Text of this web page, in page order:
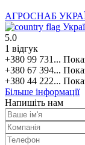
АГРОСНАБ
5.0
1 відгук
+380 99 731...
+380 67 394...
+380 44 222...
Більше інформації
Напишіть нам